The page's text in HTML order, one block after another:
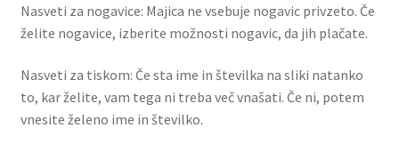
Nasveti za nogavice: Majica ne vsebuje nogavic privzeto. Če
želite nogavice, izberite možnosti nogavic, da jih plačate.
Nasveti za tiskom: Če sta ime in številka na sliki natanko
to, kar želite, vam tega ni treba več vnašati. Če ni, potem
vnesite želeno ime in številko.